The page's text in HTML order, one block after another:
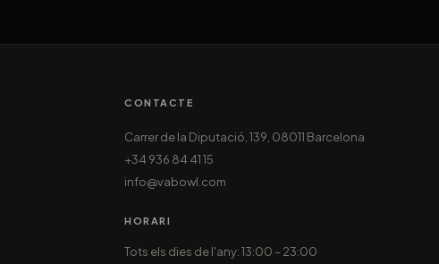
CONTACTE
Carrer de la Diputació, 139, 08011 Barcelona
+34 936 84 41 15
info@vabowl.com
HORARI
Tots els dies de l'any: 13:00 – 23:00